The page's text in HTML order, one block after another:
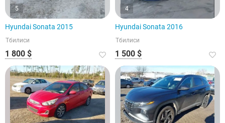
5
Hyundai Sonata 2015
Тбилиси
1 800 $
4
Hyundai Sonata 2016
Тбилиси
1 500 $